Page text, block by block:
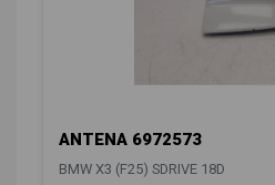
ANTENA 6972573
BMW X3 (F25) SDRIVE 18D